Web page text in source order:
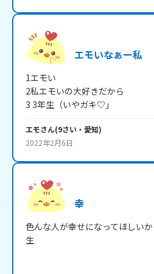
エモいなぁー私
1エモい
2私エモいの大好きだから
3 3年生（いやガキ♡」
エモさん(9さい・ 愛知)
2022年2月6日
幸
色んな人が幸せになってほしい